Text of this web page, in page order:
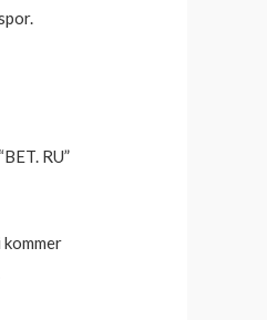
RU”